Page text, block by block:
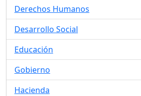
Derechos Humanos
Desarrollo Social
Educación
Gobierno
Hacienda